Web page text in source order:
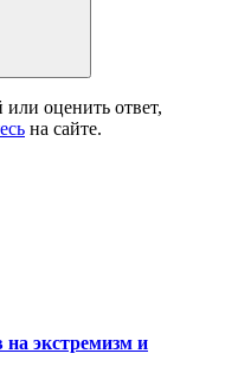
или оценить ответ,
на сайте.
экстремизм и